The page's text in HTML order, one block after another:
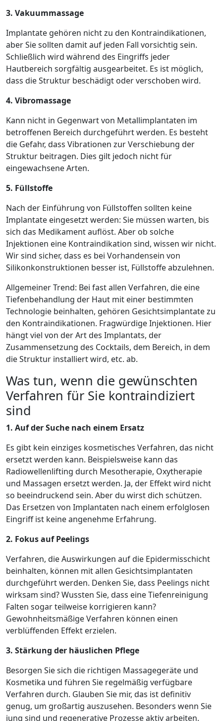
3. Vakuummassage
Implantate gehören nicht zu den Kontraindikationen,
aber Sie sollten damit auf jeden Fall vorsichtig sein.
Schließlich wird während des Eingriffs jeder
Hautbereich sorgfältig ausgearbeitet. Es ist möglich,
dass die Struktur beschädigt oder verschoben wird.
4. Vibromassage
Kann nicht in Gegenwart von Metallimplantaten im
betroffenen Bereich durchgeführt werden. Es besteht
die Gefahr, dass Vibrationen zur Verschiebung der
Struktur beitragen. Dies gilt jedoch nicht für
eingewachsene Arten.
5. Füllstoffe
Nach der Einführung von Füllstoffen sollten keine
Implantate eingesetzt werden: Sie müssen warten, bis
sich das Medikament auflöst. Aber ob solche
Injektionen eine Kontraindikation sind, wissen wir nicht.
Wir sind sicher, dass es bei Vorhandensein von
Silikonkonstruktionen besser ist, Füllstoffe abzulehnen.
Allgemeiner Trend: Bei fast allen Verfahren, die eine
Tiefenbehandlung der Haut mit einer bestimmten
Technologie beinhalten, gehören Gesichtsimplantate zu
den Kontraindikationen. Fragwürdige Injektionen. Hier
hängt viel von der Art des Implantats, der
Zusammensetzung des Cocktails, dem Bereich, in dem
die Struktur installiert wird, etc. ab.
Was tun, wenn die gewünschten
Verfahren für Sie kontraindiziert
sind
1. Auf der Suche nach einem Ersatz
Es gibt kein einziges kosmetisches Verfahren, das nicht
ersetzt werden kann. Beispielsweise kann das
Radiowellenlifting durch Mesotherapie, Oxytherapie
und Massagen ersetzt werden. Ja, der Effekt wird nicht
so beeindruckend sein. Aber du wirst dich schützen.
Das Ersetzen von Implantaten nach einem erfolglosen
Eingriff ist keine angenehme Erfahrung.
2. Fokus auf Peelings
Verfahren, die Auswirkungen auf die Epidermisschicht
beinhalten, können mit allen Gesichtsimplantaten
durchgeführt werden. Denken Sie, dass Peelings nicht
wirksam sind? Wussten Sie, dass eine Tiefenreinigung
Falten sogar teilweise korrigieren kann?
Gewohnheitsmäßige Verfahren können einen
verblüffenden Effekt erzielen.
3. Stärkung der häuslichen Pflege
Besorgen Sie sich die richtigen Massagegeräte und
Kosmetika und führen Sie regelmäßig verfügbare
Verfahren durch. Glauben Sie mir, das ist definitiv
genug, um großartig auszusehen. Besonders wenn Sie
jung sind und regenerative Prozesse aktiv arbeiten.